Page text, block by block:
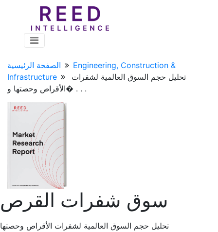
الصفحة الرئيسية
Engineering, Construction &
Infrastructure
تحليل حجم السوق العالمية لشفرات
الأقراص وحصتها و� . . .
سوق شفرات القرص
تحليل حجم السوق العالمية لشفرات الأقراص وحصتها